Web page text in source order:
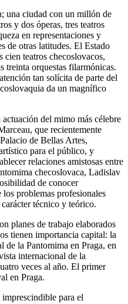
una ciudad con un millón de
y dos óperas, tres teatros
en representaciones y
de otras latitudes. El Estado
cien teatros checoslovacos,
treinta orquestas filarmónicas.
tan solícita de parte del
da un magnífico
del mimo más célebre
que recientemente
de Bellas Artes,
para el público, y
relaciones amistosas entre
checoslovaca, Ladislav
de conocer
problemas profesionales
técnico y teórico.
planes de trabajo elaborados
tienen importancia capital: la
de la Pantomima en Praga, en
internacional de la
veces al año. El primer
en Praga.
para el